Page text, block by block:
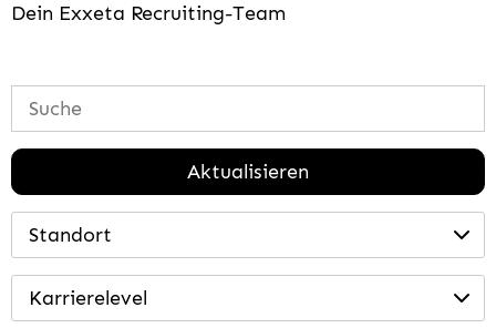
Dein Exxeta Recruiting-Team
Aktualisieren
Standort
Karrierelevel